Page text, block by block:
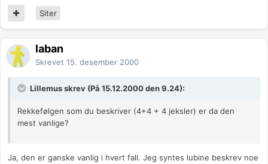
Siter
laban
Skrevet 15. desember 2000
Lillemus skrev (På 15.12.2000 den 9.24):
Rekkefølgen som du beskriver (4+4 + 4 jeksler) er da den
mest vanlige?
Ja, den er ganske vanlig i hvert fall. Jeg syntes lubine beskrev noe